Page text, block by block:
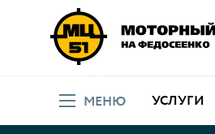
МЕНЮ УСЛУГИ